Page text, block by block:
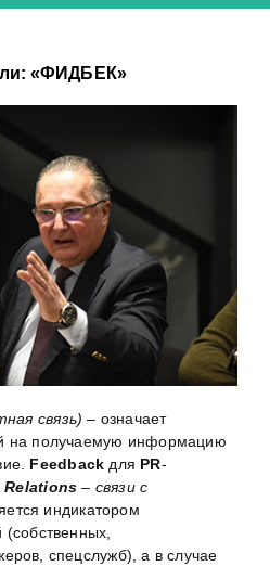
«ФИДБЕК»
связь) – означает
на получаемую информацию
Feedback для PR-
Relations – связи с
индикатором
спецслужб), а в случае